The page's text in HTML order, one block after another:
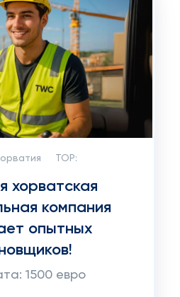
TOP:
хорватская
компания
опытных
1500 евро